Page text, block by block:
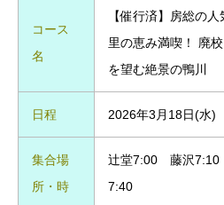
コース
名
【催行済】房総の
里の恵み満喫！ 廃
を望む絶景の鴨川
日程 2026年3月18日(水)
集合場
所・時
辻堂7:00 藤沢
7:40